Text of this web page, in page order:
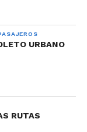
URBANO
RUTAS